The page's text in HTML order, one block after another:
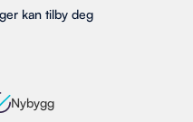
kan tilby deg
Nybygg